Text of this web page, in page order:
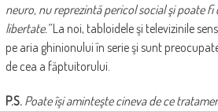
neuro, nu reprezintă pericol social şi poate fi
libertate.”La noi, tabloidele şi televizinile
pe aria ghinionului în serie şi sunt
de cea a făptuitorului.
P.S. Poate îşi aminteşte cineva de ce